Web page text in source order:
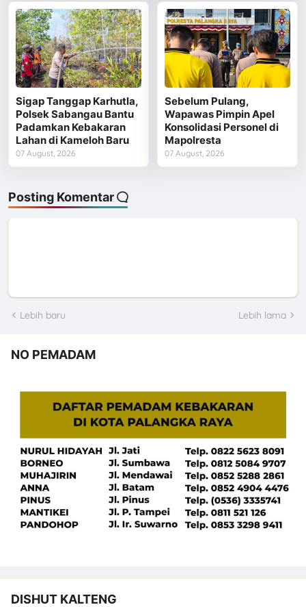
Sigap Tanggap Karhutla,
Polsek Sabangau Bantu
Padamkan Kebakaran
Lahan di Kameloh Baru
07 August, 2026
Sebelum Pulang,
Wapawas Pimpin Apel
Konsolidasi Personel di
Mapolresta
07 August, 2026
Posting Komentar
Lebih baru Lebih lama
NO PEMADAM
DISHUT KALTENG